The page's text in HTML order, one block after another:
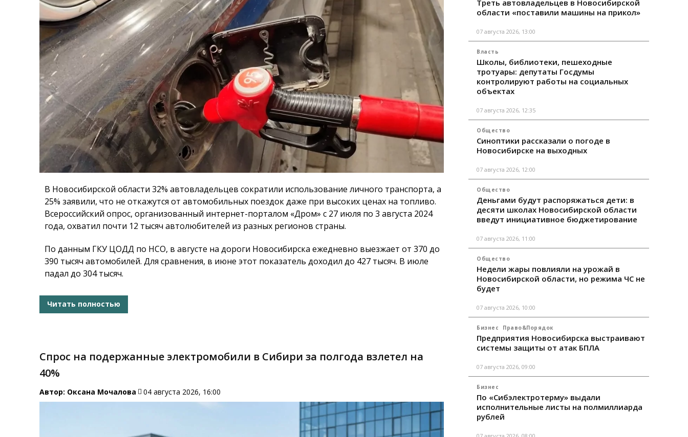
В Новосибирской области 32% автовладельцев сократили использование личного транспорта, а
25% заявили, что не откажутся от автомобильных поездок даже при высоких ценах на топливо.
Всероссийский опрос, организованный интернет-порталом «Дром» с 27 июля по 3 августа 2024
года, охватил почти 12 тысяч автолюбителей из разных регионов страны.
По данным ГКУ ЦОДД по НСО, в августе на дороги Новосибирска ежедневно выезжает от 370 до
390 тысяч автомобилей. Для сравнения, в июне этот показатель доходил до 427 тысяч. В июле
падал до 304 тысяч.
Читать полностью
Спрос на подержанные электромобили в Сибири за полгода взлетел на
40%
Автор: Оксана Мочалова 04 августа 2026, 16:00
Треть автовладельцев в Новосибирской
области «поставили машины на прикол»
07 августа 2026, 13:00
Власть
Школы, библиотеки, пешеходные
тротуары: депутаты Госдумы
контролируют работы на социальных
объектах
07 августа 2026, 12:35
Общество
Синоптики рассказали о погоде в
Новосибирске на выходных
07 августа 2026, 12:00
Общество
Деньгами будут распоряжаться дети: в
десяти школах Новосибирской области
введут инициативное бюджетирование
07 августа 2026, 11:00
Общество
Недели жары повлияли на урожай в
Новосибирской области, но режима ЧС не
будет
07 августа 2026, 10:00
Бизнес Право&Порядок
Предприятия Новосибирска выстраивают
системы защиты от атак БПЛА
07 августа 2026, 09:00
Бизнес
По «Сибэлектротерму» выдали
исполнительные листы на полмиллиарда
рублей